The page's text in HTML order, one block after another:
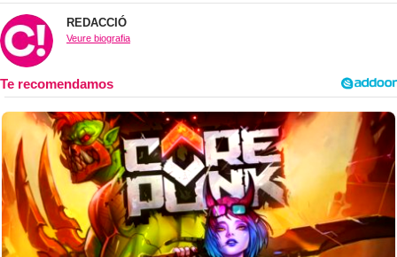
REDACCIÓ
Veure biografia